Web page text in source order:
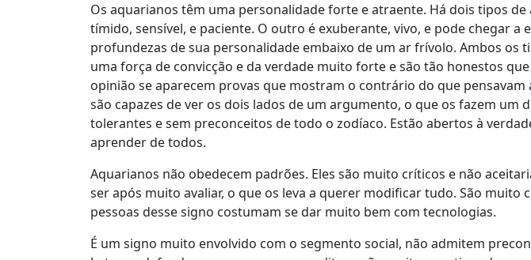
Os aquarianos têm uma personalidade forte e atraente. Há dois tipos de
tímido, sensível, e paciente. O outro é exuberante, vivo, e pode chegar a
profundezas de sua personalidade embaixo de um ar frívolo. Ambos os
uma força de convicção e da verdade muito forte e são tão honestos
opinião se aparecem provas que mostram o contrário do que pensavam
são capazes de ver os dois lados de um argumento, o que os fazem um
tolerantes e sem preconceitos de todo o zodíaco. Estão abertos à
aprender de todos.
Aquarianos não obedecem padrões. Eles são muito críticos e não
ser após muito avaliar, o que os leva a querer modificar tudo. São muito
pessoas desse signo costumam se dar muito bem com tecnologias.
É um signo muito envolvido com o segmento social, não admitem